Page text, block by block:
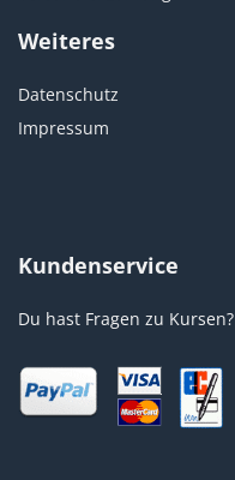
Weiteres
Datenschutz
Impressum
Kundenservice
Du hast Fragen zu Kursen?